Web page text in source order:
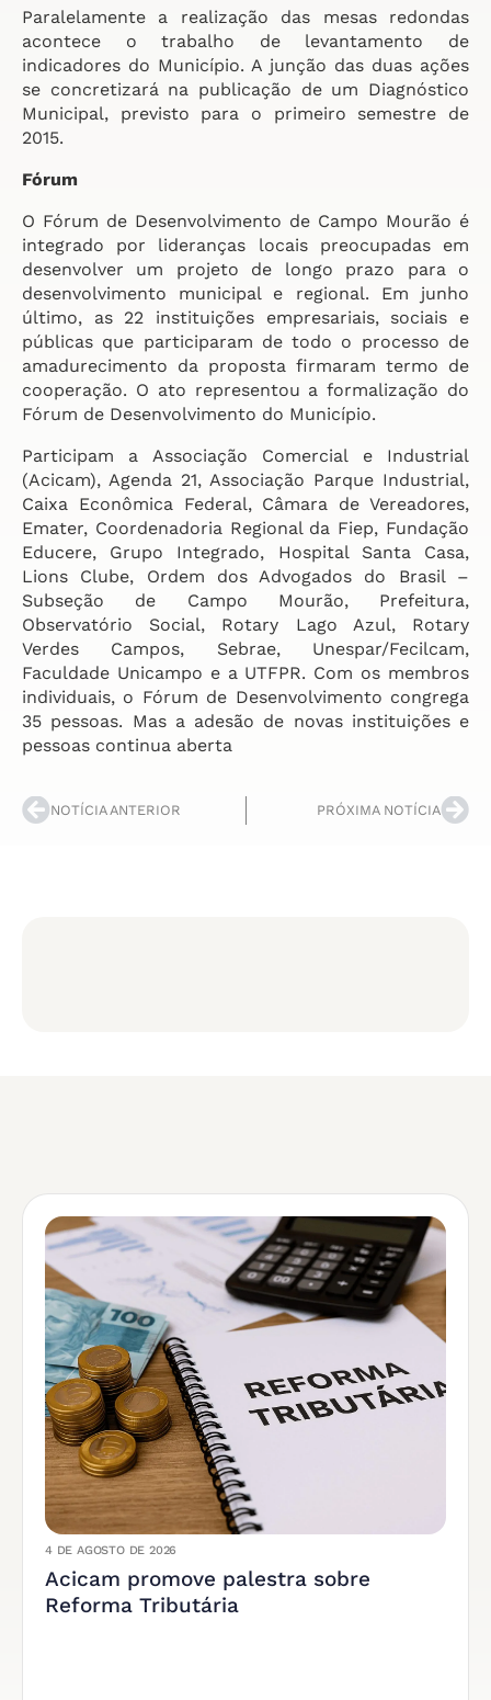
Paralelamente a realização das mesas redondas
acontece o trabalho de levantamento de
indicadores do Município. A junção das duas ações
se concretizará na publicação de um Diagnóstico
Municipal, previsto para o primeiro semestre de
2015.
Fórum
O Fórum de Desenvolvimento de Campo Mourão é
integrado por lideranças locais preocupadas em
desenvolver um projeto de longo prazo para o
desenvolvimento municipal e regional. Em junho
último, as 22 instituições empresariais, sociais e
públicas que participaram de todo o processo de
amadurecimento da proposta firmaram termo de
cooperação. O ato representou a formalização do
Fórum de Desenvolvimento do Município.
Participam a Associação Comercial e Industrial
(Acicam), Agenda 21, Associação Parque Industrial,
Caixa Econômica Federal, Câmara de Vereadores,
Emater, Coordenadoria Regional da Fiep, Fundação
Educere, Grupo Integrado, Hospital Santa Casa,
Lions Clube, Ordem dos Advogados do Brasil –
Subseção de Campo Mourão, Prefeitura,
Observatório Social, Rotary Lago Azul, Rotary
Verdes Campos, Sebrae, Unespar/Fecilcam,
Faculdade Unicampo e a UTFPR. Com os membros
individuais, o Fórum de Desenvolvimento congrega
35 pessoas. Mas a adesão de novas instituições e
pessoas continua aberta
NOTÍCIA ANTERIOR PRÓXIMA NOTÍCIA
4 DE AGOSTO DE 2026
Acicam promove palestra sobre
Reforma Tributária